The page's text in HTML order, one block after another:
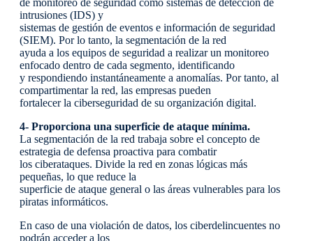
de monitoreo de seguridad como sistemas de detección de
intrusiones (IDS) y
sistemas de gestión de eventos e información de seguridad
(SIEM). Por lo tanto, la segmentación de la red
ayuda a los equipos de seguridad a realizar un monitoreo
enfocado dentro de cada segmento, identificando
y respondiendo instantáneamente a anomalías. Por tanto, al
compartimentar la red, las empresas pueden
fortalecer la ciberseguridad de su organización digital.
4- Proporciona una superficie de ataque mínima.
La segmentación de la red trabaja sobre el concepto de
estrategia de defensa proactiva para combatir
los ciberataques. Divide la red en zonas lógicas más
pequeñas, lo que reduce la
superficie de ataque general o las áreas vulnerables para los
piratas informáticos.
En caso de una violación de datos, los ciberdelincuentes no
podrán acceder a los